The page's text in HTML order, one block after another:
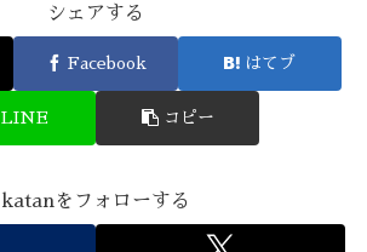
シェアする
Facebook はてブ
LINE コピー
katanをフォローする